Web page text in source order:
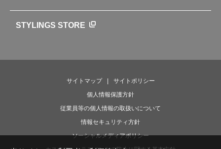
STYLINGS STORE
サイトマップ
サイトポリシー
個人情報保護方針
従業員等の個人情報の取扱いについて
情報セキュリティ方針
ソーシャルメディアポリシー